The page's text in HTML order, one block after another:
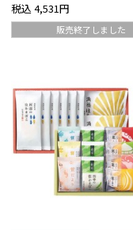
税込 4,531円
販売終了しました